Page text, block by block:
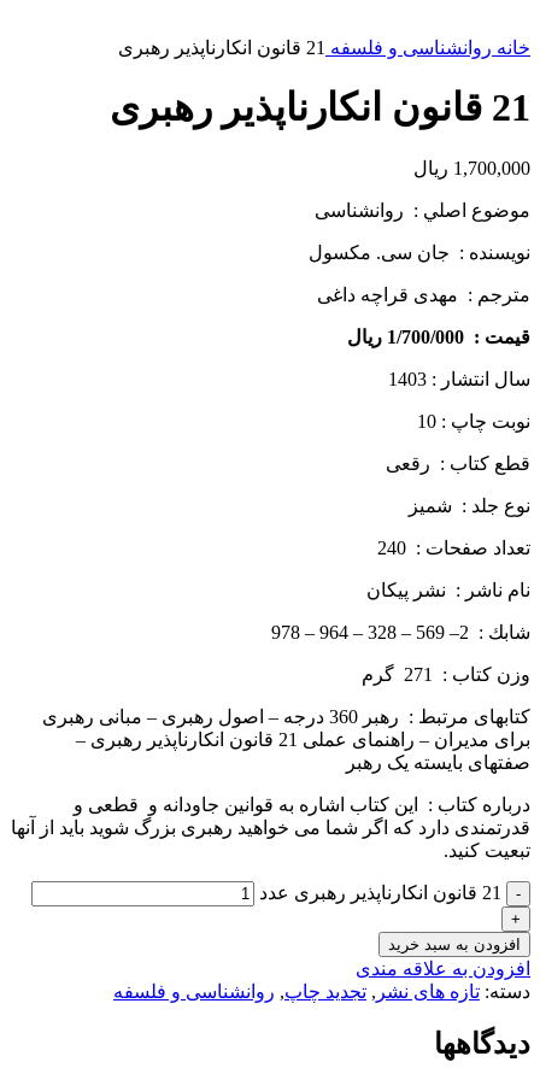
خانه روانشناسی و فلسفه 21 قانون انكارناپذير رهبری
21 قانون انكارناپذير رهبری
1,700,000 ریال
موضوع اصلي : روانشناسی
نويسنده : جان سی. مکسول
مترجم : مهدی قراچه ­داغی
قيمت : 1/700/000 ريال
سال انتشار : 1403
نوبت چاپ : 10
قطع كتاب : رقعی
نوع جلد : شمیز
تعداد صفحات : 240
نام ناشر : نشر پيكان
شابك : 2– 569 – 328 – 964 – 978
وزن كتاب : 271 گرم
کتاب­های مرتبط : رهبر 360 درجه – اصول رهبری – مبانی رهبری
برای مدیران – راهنمای عملی 21 قانون انکارناپذیر رهبری –
صفتهای بایسته یک رهبر
درباره كتاب : این کتاب اشاره به قوانین جاودانه و قطعی و
قدرتمندی دارد که اگر شما می­ خواهید رهبری بزرگ شوید باید از آن­ها
تبعیت کنید.
21 قانون انكارناپذير رهبری عدد
افزودن به سبد خرید
افزودن به علاقه مندی
دسته: تازه های نشر , تجدید چاپ, روانشناسی و فلسفه
دیدگاهها